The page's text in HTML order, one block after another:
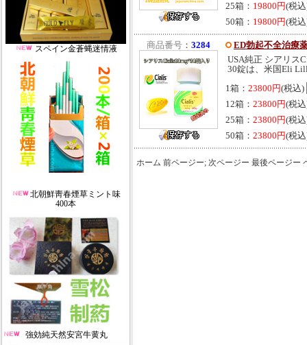
スペイン金蒼蝿迷情液
北朝鮮靑春煙草ミント味
400本
強効純天然安宮牛黄丸
25箱： 19800円(税
50箱： 19800円(税
商品番号 ： 3284
ED勃起不全治療
USA純正 シアリス
30錠は、米国Eli
1箱： 23800円(税込)
12箱： 23800円(税
25箱： 23800円(税
50箱： 23800円(税
ホーム 前ページー; 次ページー 最後ページー